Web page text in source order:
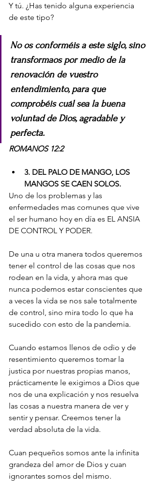
Y tú. ¿Has tenido alguna experiencia
de este tipo?
No os conforméis a este siglo, sino
transformaos por medio de la
renovación de vuestro
entendimiento, para que
comprobéis cuál sea la buena
voluntad de Dios, agradable y
perfecta.
ROMANOS 12:2
3. DEL PALO DE MANGO, LOS
MANGOS SE CAEN SOLOS.
Uno de los problemas y las
enfermedades mas comunes que vive
el ser humano hoy en día es EL ANSIA
DE CONTROL Y PODER.
De una u otra manera todos queremos
tener el control de las cosas que nos
rodean en la vida, y ahora mas que
nunca podemos estar conscientes que
a veces la vida se nos sale totalmente
de control, sino mira todo lo que ha
sucedido con esto de la pandemia.
Cuando estamos llenos de odio y de
resentimiento queremos tomar la
justica por nuestras propias manos,
prácticamente le exigimos a Dios que
nos de una explicación y nos resuelva
las cosas a nuestra manera de ver y
sentir y pensar. Creemos tener la
verdad absoluta de la vida.
Cuan pequeños somos ante la infinita
grandeza del amor de Dios y cuan
ignorantes somos del mismo.